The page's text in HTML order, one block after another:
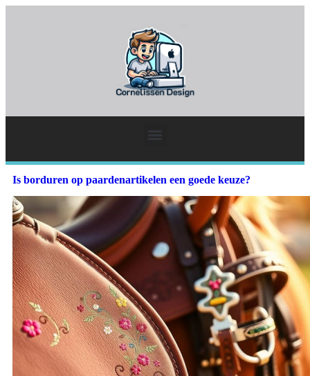
Is borduren op paardenartikelen een goede keuze?